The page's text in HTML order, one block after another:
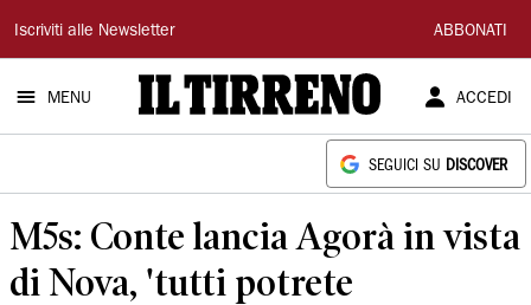
Il
Tirreno
Iscriviti alle Newsletter ABBONATI
MENU ACCEDI
SEGUICI SU DISCOVER
M5s: Conte lancia Agorà in vista
di Nova, 'tutti potrete